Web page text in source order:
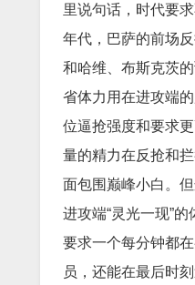
里说句话，时代要
年代，巴萨的前场
和哈维、布斯克茨
省体力用在进攻端
位逼抢强度和要求
量的精力在反抢和
面包围巅峰小白。
进攻端“灵光一现”
要求一个每分钟都
员，还能在最后时